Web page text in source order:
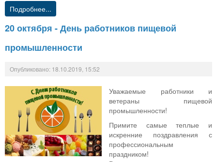
Подробнее...
20 октября - День работников пищевой
промышленности
Опубликовано: 18.10.2019, 15:52
Уважаемые работники и
ветераны пищевой
промышленности!
Примите самые теплые и
искренние поздравления с
профессиональным
праздником!